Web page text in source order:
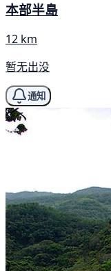
本部半島
12 km
暂无出没
通知